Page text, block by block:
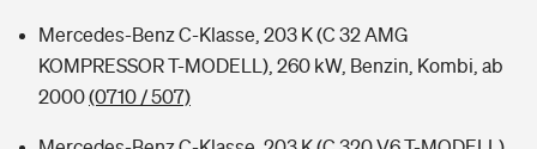
Mercedes-Benz C-Klasse, 203 K (C 32 AMG
KOMPRESSOR T-MODELL), 260 kW, Benzin, Kombi, ab
2000(0710 / 507)